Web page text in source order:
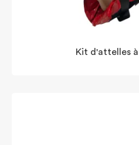
Kit d'attelles